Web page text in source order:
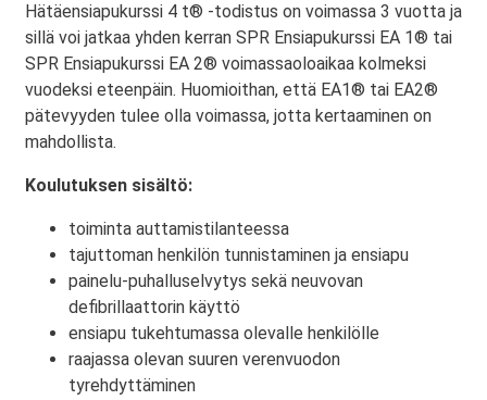
Hätäensiapukurssi 4 t® -todistus on voimassa 3 vuotta ja
sillä voi jatkaa yhden kerran SPR Ensiapukurssi EA 1® tai
SPR Ensiapukurssi EA 2® voimassaoloaikaa kolmeksi
vuodeksi eteenpäin. Huomioithan, että EA1® tai EA2®
pätevyyden tulee olla voimassa, jotta kertaaminen on
mahdollista.
Koulutuksen sisältö:
toiminta auttamistilanteessa
tajuttoman henkilön tunnistaminen ja ensiapu
painelu-puhalluselvytys sekä neuvovan
defibrillaattorin käyttö
ensiapu tukehtumassa olevalle henkilölle
raajassa olevan suuren verenvuodon
tyrehdyttäminen